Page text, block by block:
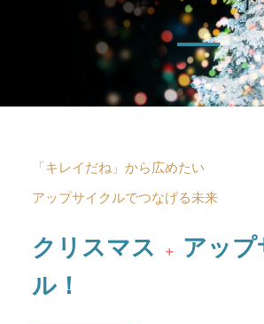
「キレイだね」から広めたい
アップサイクルでつなげる未来
クリスマス ＋
アップ
ル！